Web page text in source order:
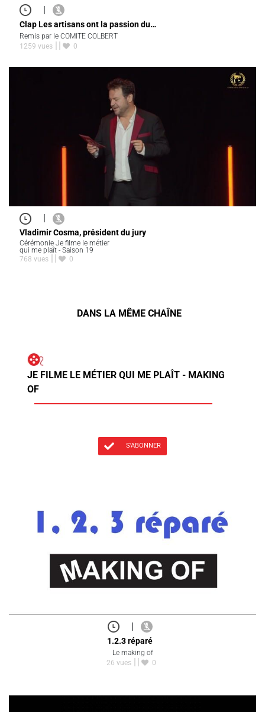
|
Clap Les artisans ont la passion du…
Remis par le COMITE COLBERT
1259 vues
0
|
Vladimir Cosma, président du jury
Cérémonie Je filme le métier
qui me plaît - Saison 19
768 vues
0
DANS LA MÊME CHAÎNE
JE FILME LE MÉTIER QUI ME PLAÎT - MAKING
OF
S'ABONNER
|
1.2.3 réparé
Le making of
26 vues
0